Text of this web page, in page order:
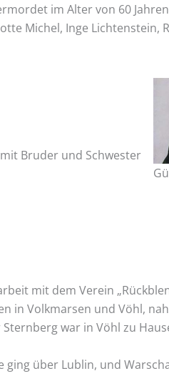
im Alter von 60
Michel, Inge Lichtenstein,
Bruder und Schwester
mit dem Verein
in Volkmarsen und Vöhl,
war in Vöhl zu
über Lublin, und